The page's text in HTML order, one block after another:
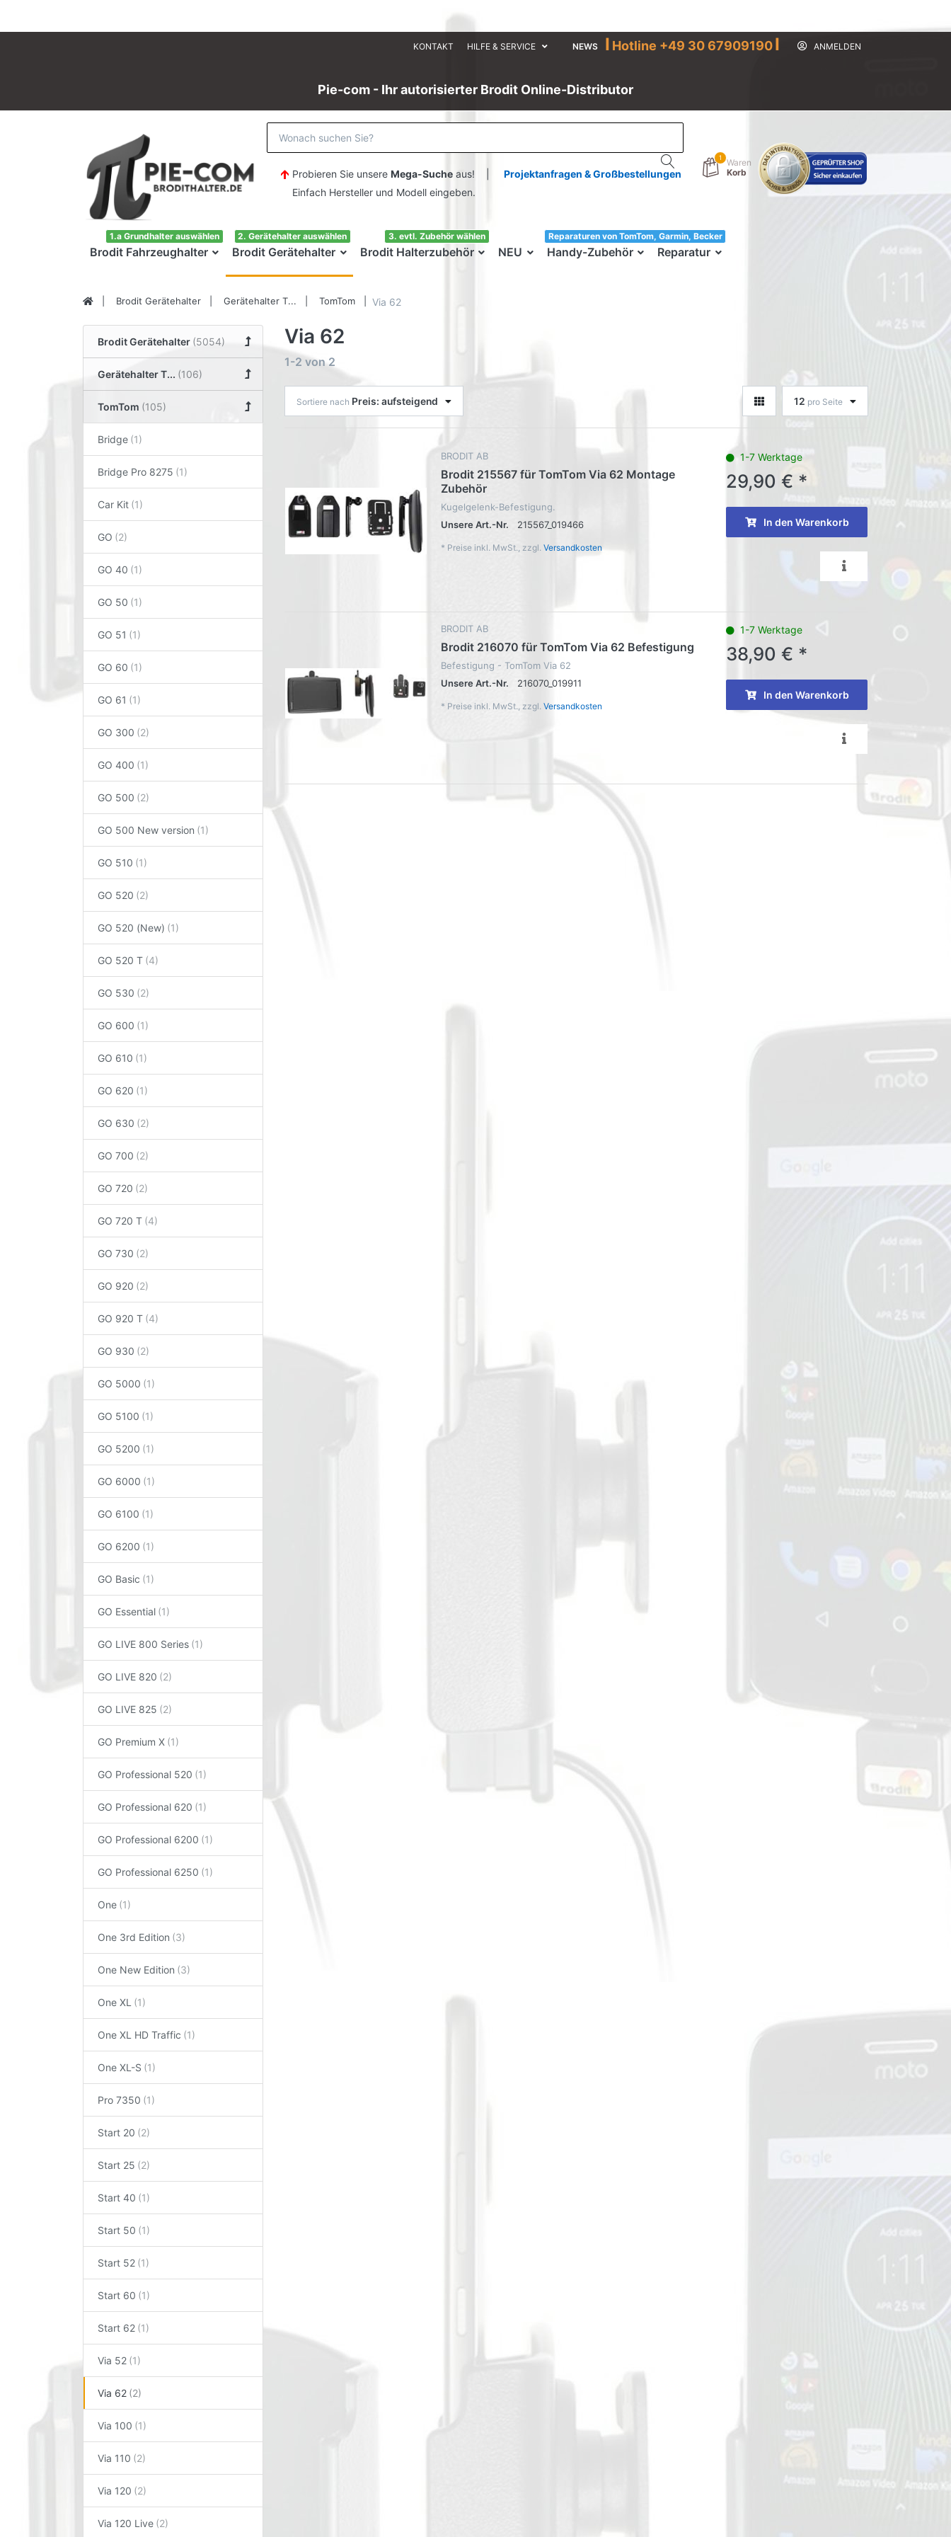
KONTAKT HILFE & SERVICE NEWS I Hotline +49 30 67909190I ANMELDEN
Pie-com - Ihr autorisierter Brodit Online-Distributor
Probieren Sie unsere Mega-Sucheaus! | Projektanfragen & Großbestellungen
Einfach Hersteller und Modell eingeben.
1
Waren
Korb
Brodit Fahrzeughalter
1.a Grundhalter auswählen
Brodit Gerätehalter
2. Gerätehalter auswählen
Brodit Halterzubehör
3. evtl. Zubehör wählen
NEU Handy-Zubehör
33!
Reparatur
Reparaturen von TomTom, Garmin, Becker
Brodit Gerätehalter Gerätehalter T... TomTom Via 62
Brodit Gerätehalter
Gerätehalter T...
TomTom
Bridge
Bridge Pro 8275
Car Kit
GO
GO 40
GO 50
GO 51
GO 60
GO 61
GO 300
GO 400
GO 500
GO 500 New version
GO 510
GO 520
GO 520 (New)
GO 520 T
GO 530
GO 600
GO 610
GO 620
GO 630
GO 700
GO 720
GO 720 T
GO 730
GO 920
GO 920 T
GO 930
GO 5000
GO 5100
GO 5200
GO 6000
GO 6100
GO 6200
GO Basic
GO Essential
GO LIVE 800 Series
GO LIVE 820
GO LIVE 825
GO Premium X
GO Professional 520
GO Professional 620
GO Professional 6200
GO Professional 6250
One
One 3rd Edition
One New Edition
One XL
One XL HD Traffic
One XL-S
Pro 7350
Start 20
Start 25
Start 40
Start 50
Start 52
Start 60
Start 62
Via 52
Via 62
Via 100
Via 110
Via 120
Via 120 Live
Via 62
1-2 von 2
Sortiere nach Preis: aufsteigend 12 pro Seite
BRODIT AB
Brodit 215567 für TomTom Via 62 Montage
Zubehör
Kugelgelenk-Befestigung.
Unsere Art.-Nr.
215567_019466
* Preise inkl. MwSt., zzgl. Versandkosten
1-7 Werktage
29,90 € *
In den Warenkorb
BRODIT AB
Brodit 216070 für TomTom Via 62 Befestigung
Befestigung - TomTom Via 62
Unsere Art.-Nr.
216070_019911
* Preise inkl. MwSt., zzgl. Versandkosten
1-7 Werktage
38,90 € *
In den Warenkorb